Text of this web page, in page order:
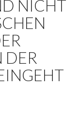
NICHT
DER